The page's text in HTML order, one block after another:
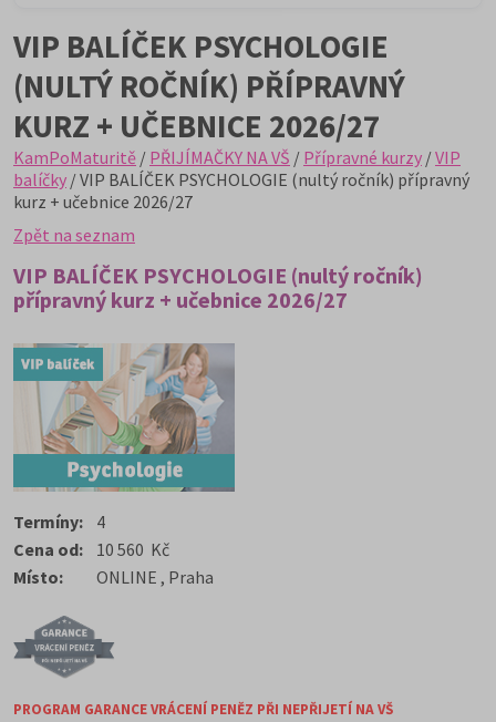
VIP BALÍČEK PSYCHOLOGIE
(NULTÝ ROČNÍK) PŘÍPRAVNÝ
KURZ + UČEBNICE 2026/27
KamPoMaturitě / PŘIJÍMAČKY NA VŠ / Přípravné kurzy /VIP
balíčky / VIP BALÍČEK PSYCHOLOGIE (nultý ročník) přípravný
kurz + učebnice 2026/27
Zpět na seznam
VIP BALÍČEK PSYCHOLOGIE (nultý ročník)
přípravný kurz + učebnice 2026/27
Termíny:
4
Cena od:
10 560 Kč
Místo:
ONLINE , Praha
PROGRAM GARANCE VRÁCENÍ PENĚZ PŘI NEPŘIJETÍ NA VŠ